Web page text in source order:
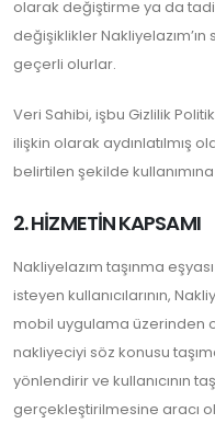
olarak değiştirme ya da
değişiklikler
geçerli olurlar.
Veri Sahibi, işbu Gizlilik
ilişkin olarak aydınlatılmış
belirtilen şekilde
2. HİZMETİN KAPSAMI
Nakliyelazım taşınma
isteyen kullanıcılarının,
mobil uygulama üzerinden
nakliyeciyi söz konusu
yönlendirir ve kullanıcının
gerçekleştirilmesine aracı